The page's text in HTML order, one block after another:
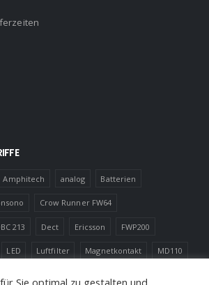
Amphitech analog Batterien
Crow Runner FW64
213 Dect Ericsson FWP200
LED Luftfilter Magnetkontakt MD110
Sie optimal zu gestalten und